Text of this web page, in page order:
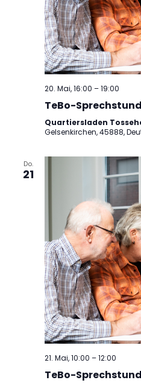
20. Mai, 16:00 –19:00
TeBo-
Quartiersladen
Gelsenkirchen, 45888,
Do.
21
21. Mai, 10:00 –12:00
TeBo-